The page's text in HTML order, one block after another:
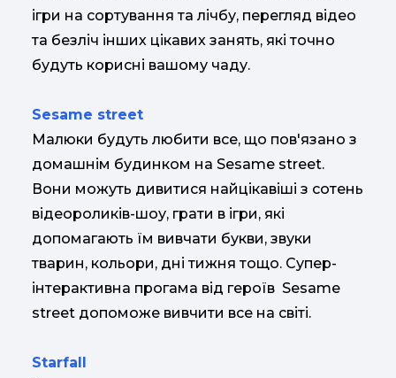
ігри на сортування та лічбу, перегляд відео
та безліч інших цікавих занять, які точно
будуть корисні вашому чаду.
Sesame street
Малюки будуть любити все, що пов'язано з
домашнім будинком на Sesame street.
Вони можуть дивитися найцікавіші з сотень
відеороликів-шоу, грати в ігри, які
допомагають їм вивчати букви, звуки
тварин, кольори, дні тижня тощо. Супер-
інтерактивна прогама від героїв Sesame
street допоможе вивчити все на світі.
Starfall